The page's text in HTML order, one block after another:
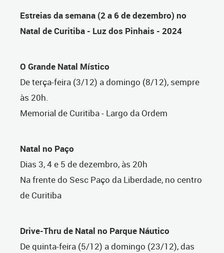
Estreias da semana (2 a 6 de dezembro) no
Natal de Curitiba - Luz dos Pinhais - 2024
O Grande Natal Místico
De terça-feira (3/12) a domingo (8/12), sempre
às 20h.
Memorial de Curitiba - Largo da Ordem
Natal no Paço
Dias 3, 4 e 5 de dezembro, às 20h
Na frente do Sesc Paço da Liberdade, no centro
de Curitiba
Drive-Thru de Natal no Parque Náutico
De quinta-feira (5/12) a domingo (23/12), das